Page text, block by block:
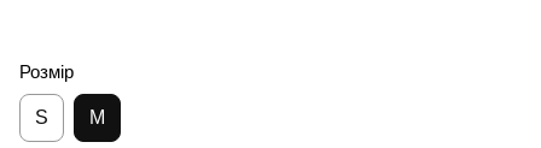
Розмір
S M